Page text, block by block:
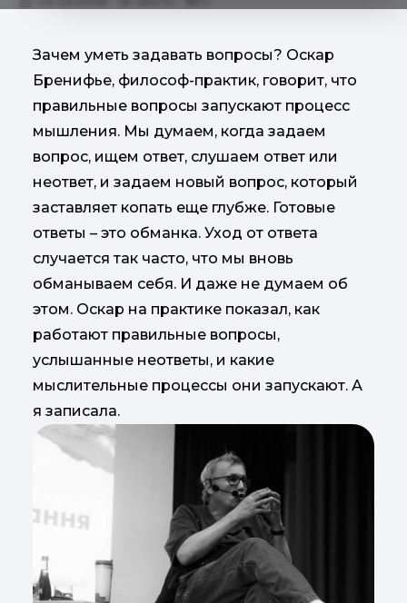
Зачем уметь задавать вопросы? Оскар
Бренифье, философ-практик, говорит, что
правильные вопросы запускают процесс
мышления. Мы думаем, когда задаем
вопрос, ищем ответ, слушаем ответ или
неответ, и задаем новый вопрос, который
заставляет копать еще глубже. Готовые
ответы – это обманка. Уход от ответа
случается так часто, что мы вновь
обманываем себя. И даже не думаем об
этом. Оскар на практике показал, как
работают правильные вопросы,
услышанные неответы, и какие
мыслительные процессы они запускают. А
я записала.